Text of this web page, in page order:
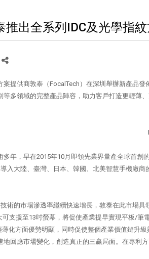
推出全系列IDC及光學指
提供商敦泰（FocalTech）在深圳舉辦新產品
多領域的完整產品陣容，助力客戶打造更輕薄、
年，早在2015年10月即領先業界量產全球首創
入大陸、臺灣、日本、韓國、北美智慧手機廠
術的市場滲透率繼續快速增長，敦泰在此市場
支援至13吋螢幕，將促使產業提早實現平板/筆
化方面優勢明顯，同時促使整個產業價值鏈升
地回應市場變化，創造真正的三贏局面。在專利